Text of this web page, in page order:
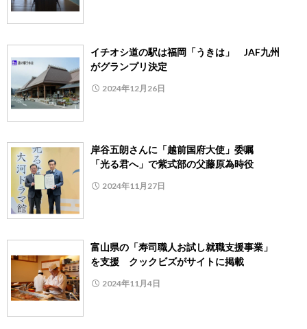
イチオシ道の駅は福岡「うきは」 JAF九州
がグランプリ決定
2024年12月26日
岸谷五朗さんに「越前国府大使」委嘱
「光る君へ」で紫式部の父藤原為時役
2024年11月27日
富山県の「寿司職人お試し就職支援事業」
を支援 クックビズがサイトに掲載
2024年11月4日